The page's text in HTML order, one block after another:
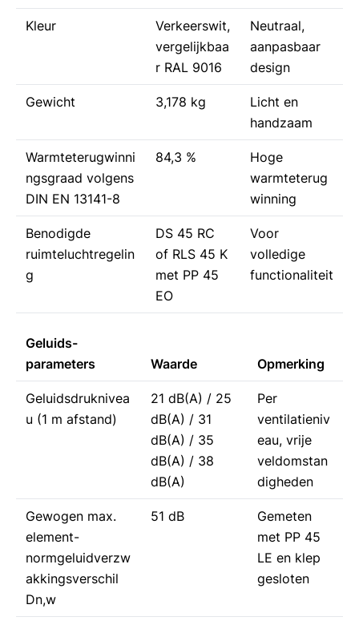
Kleur
Verkeerswit,
vergelijkbaa
r RAL 9016
Neutraal,
aanpasbaar
design
Gewicht 3,178 kg
Licht en
handzaam
Warmteterugwinni
ngsgraad volgens
DIN EN 13141-8
84,3 %
Hoge
warmteterug
winning
Benodigde
ruimteluchtregelin
g
DS 45 RC
of RLS 45 K
met PP 45
EO
Voor
volledige
functionaliteit
Geluids-
parameters
Waarde Opmerking
Geluidsdruknivea
u (1 m afstand)
21 dB(A) / 25
dB(A) / 31
dB(A) / 35
dB(A) / 38
dB(A)
Per
ventilatieniv
eau, vrije
veldomstan
digheden
Gewogen max.
element-
normgeluidverzw
akkingsverschil
Dn,w
51 dB
Gemeten
met PP 45
LE en klep
gesloten